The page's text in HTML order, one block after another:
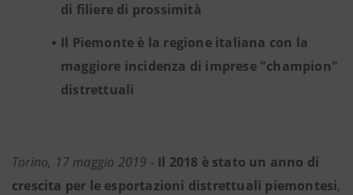
di filiere di prossimità
Il Piemonte è la regione italiana con la
maggiore incidenza di imprese "champion"
distrettuali
Torino, 17 maggio 2019 - Il 2018 è stato un anno di
crescita per le esportazioni distrettuali piemontesi,